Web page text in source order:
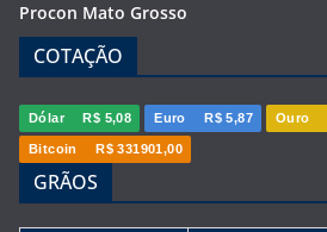
Procon Mato Grosso
COTAÇÃO
Dólar R$ 5,08 Euro R$ 5,87 Ouro
Bitcoin R$ 331901,00
GRÃOS